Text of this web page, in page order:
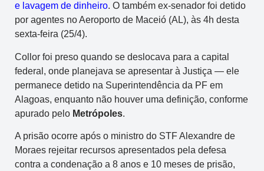
e lavagem de dinheiro. O também ex-senador foi detido
por agentes no Aeroporto de Maceió (AL), às 4h desta
sexta-feira (25/4).
Collor foi preso quando se deslocava para a capital
federal, onde planejava se apresentar à Justiça — ele
permanece detido na Superintendência da PF em
Alagoas, enquanto não houver uma definição, conforme
apurado pelo Metrópoles.
A prisão ocorre após o ministro do STF Alexandre de
Moraes rejeitar recursos apresentados pela defesa
contra a condenação a 8 anos e 10 meses de prisão,